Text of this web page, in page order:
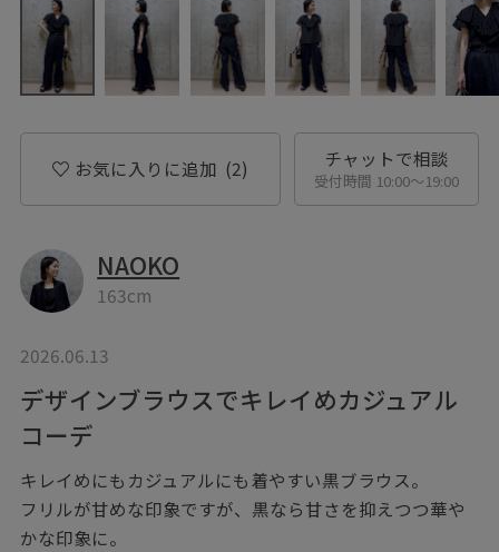
お気に入りに追加 (2) チャットで相談
受付時間 10:00〜19:00
NAOKO
163cm
2026.06.13
デザインブラウスでキレイめカジュアル
コーデ
キレイめにもカジュアルにも着やすい黒ブラウス。
フリルが甘めな印象ですが、黒なら甘さを抑えつつ華や
かな印象に。